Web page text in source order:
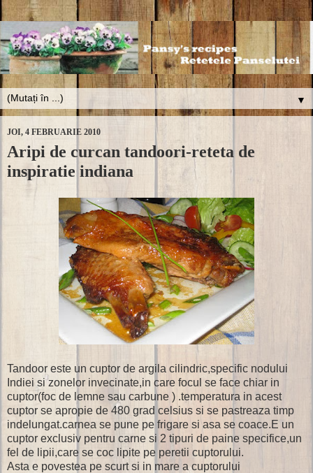
▼
JOI, 4 FEBRUARIE 2010
Aripi de curcan tandoori-reteta de
inspiratie indiana
Tandoor este un cuptor de argila cilindric,specific nodului
Indiei si zonelor invecinate,in care focul se face chiar in
cuptor(foc de lemne sau carbune ) .temperatura in acest
cuptor se apropie de 480 grad celsius si se pastreaza timp
indelungat.carnea se pune pe frigare si asa se coace.E un
cuptor exclusiv pentru carne si 2 tipuri de paine specifice,un
fel de lipii,care se coc lipite pe peretii cuptorului.
Asta e povestea pe scurt si in mare a cuptorului